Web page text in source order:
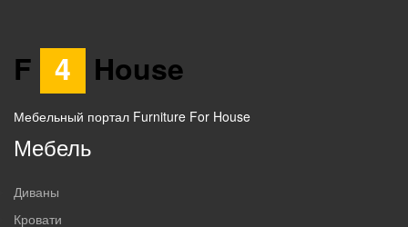
F 4 House
Мебельный портал Furniture For House
Мебель
Диваны
Кровати